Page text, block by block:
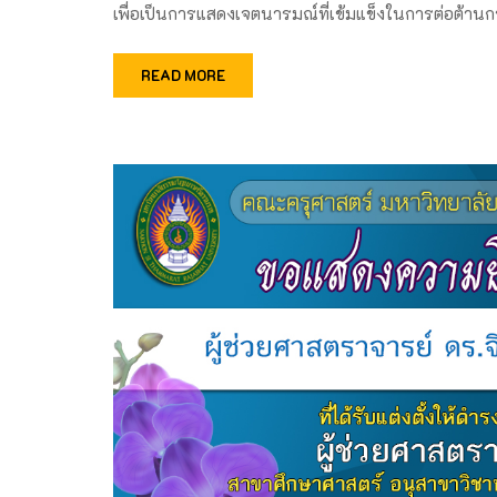
เพื่อเป็นการแสดงเจตนารมณ์ที่เข้มแข็งในการต่อต้าน
READ MORE